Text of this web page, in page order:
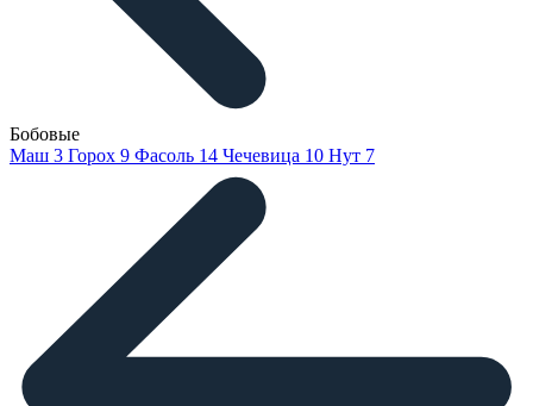
Бобовые
Маш 3 Горох 9 Фасоль 14 Чечевица 10 Нут 7